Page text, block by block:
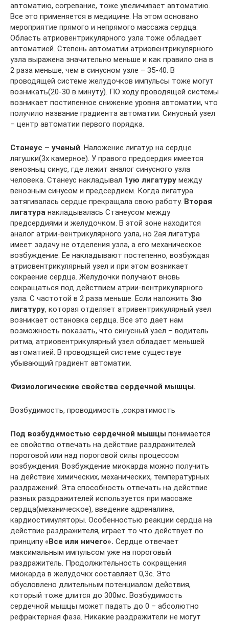
автоматию, согревание, тоже увеличивает автоматию.
Все это применяется в медицине. На этом основано
мероприятие прямого и непрямого массажа сердца.
Область атриовентрикулярного узла тоже обладает
автоматией. Степень автоматии атриовентрикулярного
узла выражена значительно меньше и как правило она в
2 раза меньше, чем в синусном узле – 35-40. В
проводящей системе желудочков импульсы тоже могут
возникать(20-30 в минуту). ПО ходу проводящей системы
возникает постипенное снижение уровня автоматии, что
получило название градиента автоматии. Синусный узел
– центр автоматии первого порядка.
Станеус – ученый . Наложение лигатур на сердце
лягушки(3х камерное). У правого предсердия имеется
венозныц синус, где лежит аналог синусного узла
человека. Станеус накладывал 1ую лигатуру между
венозным синусом и предсердием. Когда лигатура
затягивалась сердце прекращала свою работу. Вторая
лигатура накладывалась Станеусом между
предсердиями и желудочком. В этой зоне находится
аналог атрии-вентрикулярного узла, но 2ая лигатура
имеет задачу не отделения узла, а его механическое
возбуждение. Ее накладывают постепенно, возбуждая
атриовентрикулярный узел и при этом возникает
сокраение сердца. Желудочки получают вновь
сокращаться под действием атрии-вентрикулярного
узла. С частотой в 2 раза меньше. Если наложить 3ю
лигатуру, которая отделяет атривентрикулярный узел
возникает остановка сердца. Все это дает нам
возможность показать, что синусный узел – водитель
ритма, атриовентрикулярный узел обладает меньшей
автоматией. В проводящей системе существуе
убывающий градиент автоматии.
Физиологические свойства сердечной мышцы.
Возбудимость, проводимость ,сократимость
Под возбудимостью сердечной мышцы понимается
ее свойство отвечать на действие раздражителей
пороговой или над пороговой силы процессом
возбуждения. Возбуждение миокарда можно получить
на действие химических, механических, температурных
раздражений. Эта способность отвечать на действие
разных раздражителей используется при массаже
сердца(механическое), введение адреналина,
кардиостимуляторы. Особенностью реакции сердца на
действие раздражителя, играет то что действует по
принципу «Все или ничего». Сердце отвечает
максимальным импульсом уже на пороговый
раздражитель. Продолжительность сокращения
миокарда в желудочкх составляет 0,3с. Это
обусловлено длительным потенциалом действия,
который тоже длится до 300мс. Возбудимость
сердечной мышцы может падать до 0 – абсолютно
рефрактерная фаза. Никакие раздражители не могут